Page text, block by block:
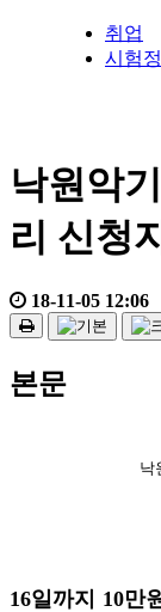
취업
시험
낙원악
리 신청
18-11-05 12:06
본문
낙
16일까지 10만